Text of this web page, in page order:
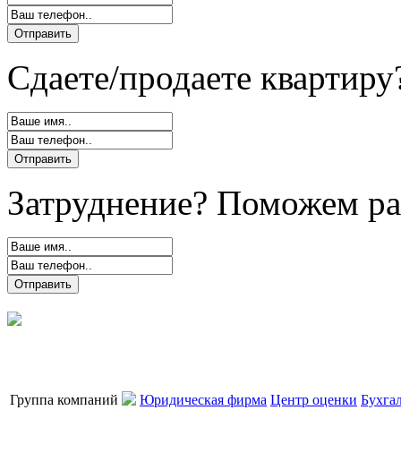
Сдаете/продаете
Затруднение? Поможем
Группа компаний Юридическая фирма Центр оценки